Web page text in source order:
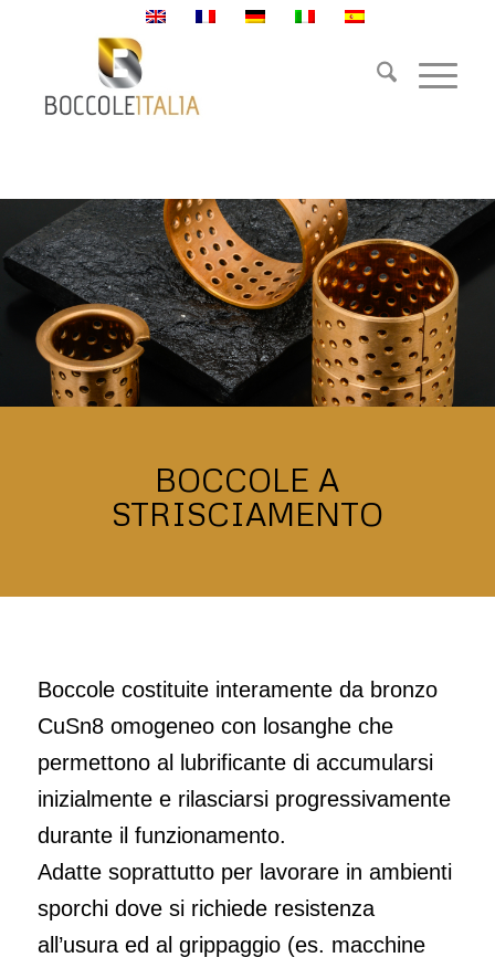
BOCCOLE A
STRISCIAMENTO
Boccole costituite interamente da bronzo
CuSn8 omogeneo con losanghe che
permettono al lubrificante di accumularsi
inizialmente e rilasciarsi progressivamente
durante il funzionamento.
Adatte soprattutto per lavorare in ambienti
sporchi dove si richiede resistenza
all’usura ed al grippaggio (es. macchine